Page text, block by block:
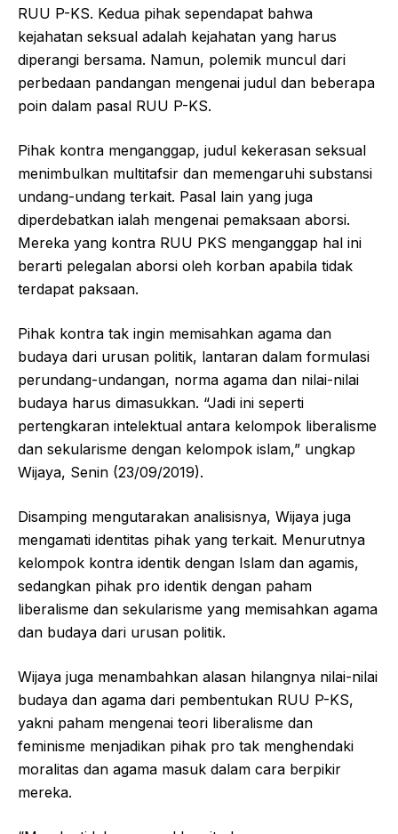
RUU P-KS. Kedua pihak sependapat bahwa
kejahatan seksual adalah kejahatan yang harus
diperangi bersama. Namun, polemik muncul dari
perbedaan pandangan mengenai judul dan beberapa
poin dalam pasal RUU P-KS.
Pihak kontra menganggap, judul kekerasan seksual
menimbulkan multitafsir dan memengaruhi substansi
undang-undang terkait. Pasal lain yang juga
diperdebatkan ialah mengenai pemaksaan aborsi.
Mereka yang kontra RUU PKS menganggap hal ini
berarti pelegalan aborsi oleh korban apabila tidak
terdapat paksaan.
Pihak kontra tak ingin memisahkan agama dan
budaya dari urusan politik, lantaran dalam formulasi
perundang-undangan, norma agama dan nilai-nilai
budaya harus dimasukkan. “Jadi ini seperti
pertengkaran intelektual antara kelompok liberalisme
dan sekularisme dengan kelompok islam,” ungkap
Wijaya, Senin (23/09/2019).
Disamping mengutarakan analisisnya, Wijaya juga
mengamati identitas pihak yang terkait. Menurutnya
kelompok kontra identik dengan Islam dan agamis,
sedangkan pihak pro identik dengan paham
liberalisme dan sekularisme yang memisahkan agama
dan budaya dari urusan politik.
Wijaya juga menambahkan alasan hilangnya nilai-nilai
budaya dan agama dari pembentukan RUU P-KS,
yakni paham mengenai teori liberalisme dan
feminisme menjadikan pihak pro tak menghendaki
moralitas dan agama masuk dalam cara berpikir
mereka.